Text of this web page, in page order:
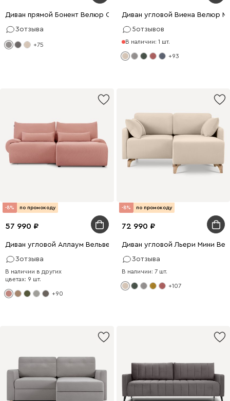
Диван прямой Бонент Велюр Светло-серый
3отзыва
+75
Диван угловой Виена Велюр
5отзывов
В наличии: 1 шт.
+93
-8% по промокоду
57 990
Диван угловой Аллаум Вельвет Розовый
3отзыва
В наличии в других
цветах: 9 шт.
+90
-8% по промокоду
72 990
Диван угловой Льери Мини
3отзыва
В наличии: 7 шт.
+107